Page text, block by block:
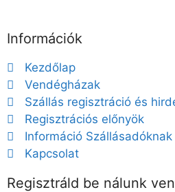
Információk
Kezdőlap
Vendégházak
Szállás regisztráció és
Regisztrációs előnyök
Információ Szállásadóknak
Kapcsolat
Regisztráld be nálunk